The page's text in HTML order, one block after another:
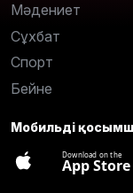
Мәдениет
Сұхбат
Спорт
Бейне
Мобильді
Download on the
App Store